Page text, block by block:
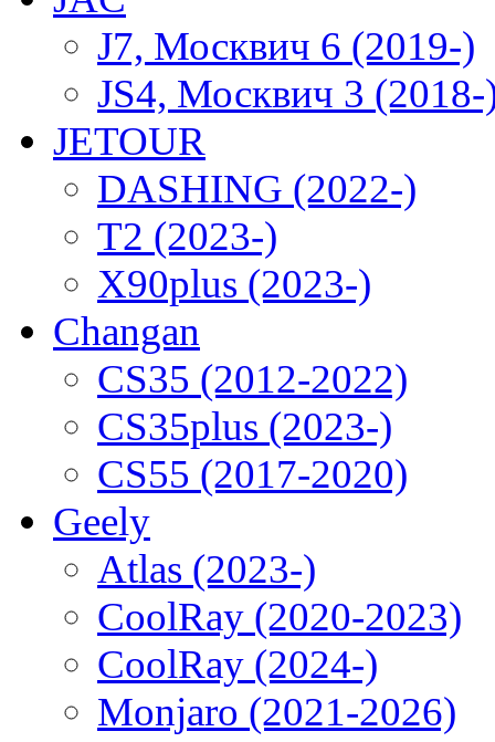
J7, Москвич 6 (2019-)
JS4, Москвич 3 (2018-
JETOUR
DASHING (2022-)
T2 (2023-)
X90plus (2023-)
Changan
CS35 (2012-2022)
CS35plus (2023-)
CS55 (2017-2020)
Geely
Atlas (2023-)
CoolRay (2020-2023)
CoolRay (2024-)
Monjaro (2021-2026)